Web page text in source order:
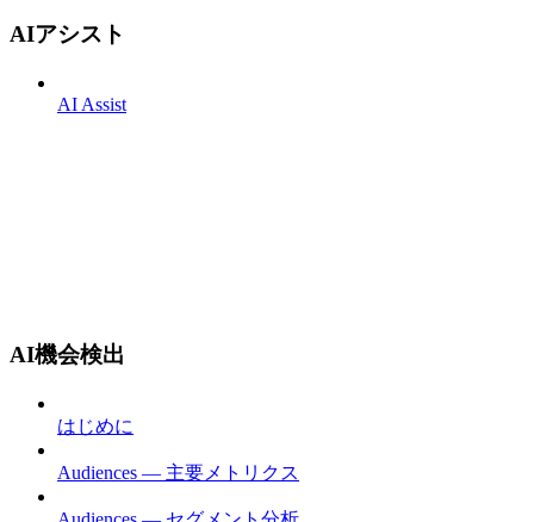
AIアシスト
AI Assist
AI機会検出
はじめに
Audiences — 主要メトリクス